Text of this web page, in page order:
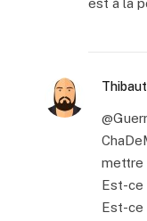
est à la
mettre
Est-ce
Est-ce